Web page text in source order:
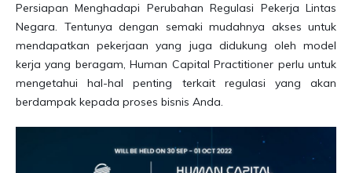
Persiapan Menghadapi Perubahan Regulasi Pekerja Lintas
Negara. Tentunya dengan semaki mudahnya akses untuk
mendapatkan pekerjaan yang juga didukung oleh model
kerja yang beragam, Human Capital Practitioner perlu untuk
mengetahui hal-hal penting terkait regulasi yang akan
berdampak kepada proses bisnis Anda.